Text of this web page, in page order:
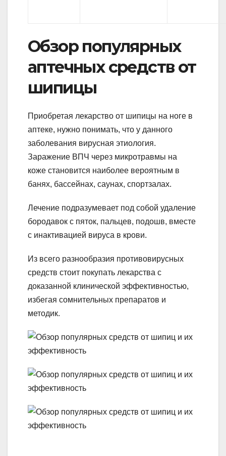
Обзор популярных
аптечных средств от
шипицы
Приобретая лекарство от шипицы на ноге в
аптеке, нужно понимать, что у данного
заболевания вирусная этиология.
Заражение ВПЧ через микротравмы на
коже становится наиболее вероятным в
банях, бассейнах, саунах, спортзалах.
Лечение подразумевает под собой удаление
бородавок с пяток, пальцев, подошв, вместе
с инактивацией вируса в крови.
Из всего разнообразия противовирусных
средств стоит покупать лекарства с
доказанной клинической эффективностью,
избегая сомнительных препаратов и
методик.